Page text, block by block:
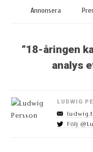
Annonsera
”18-åringen
analys
LUDWIG
Följ